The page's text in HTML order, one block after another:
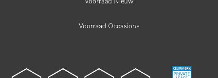
Voorraad Occasions